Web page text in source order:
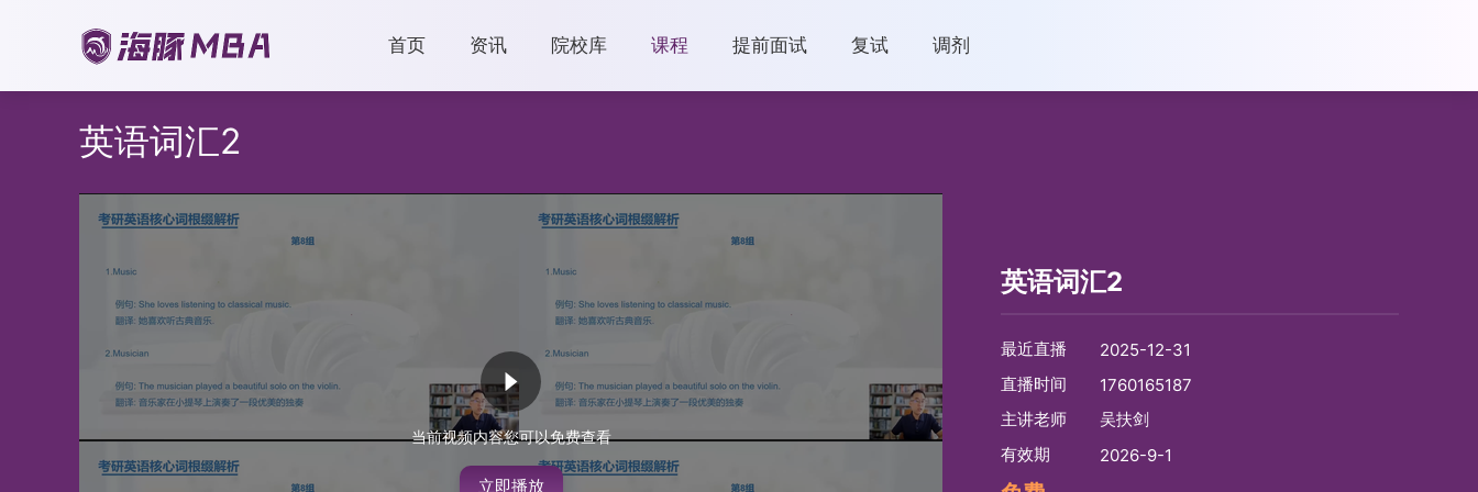
首页 资讯 院校库 课程 提前面试 复试 调剂
英语词汇2
当前视频内容您可以免费查看
立即播放
英语词汇2
最近直播
2025-12-31
直播时间
1760165187
主讲老师
吴扶剑
有效期
2026-9-1